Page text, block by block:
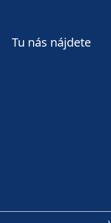
Tu nás nájdete